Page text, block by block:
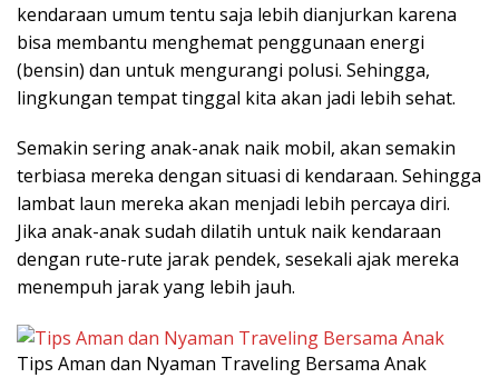
kendaraan umum tentu saja lebih dianjurkan karena
bisa membantu menghemat penggunaan energi
(bensin) dan untuk mengurangi polusi. Sehingga,
lingkungan tempat tinggal kita akan jadi lebih sehat.
Semakin sering anak-anak naik mobil, akan semakin
terbiasa mereka dengan situasi di kendaraan. Sehingga
lambat laun mereka akan menjadi lebih percaya diri.
Jika anak-anak sudah dilatih untuk naik kendaraan
dengan rute-rute jarak pendek, sesekali ajak mereka
menempuh jarak yang lebih jauh.
Tips Aman dan Nyaman Traveling Bersama Anak